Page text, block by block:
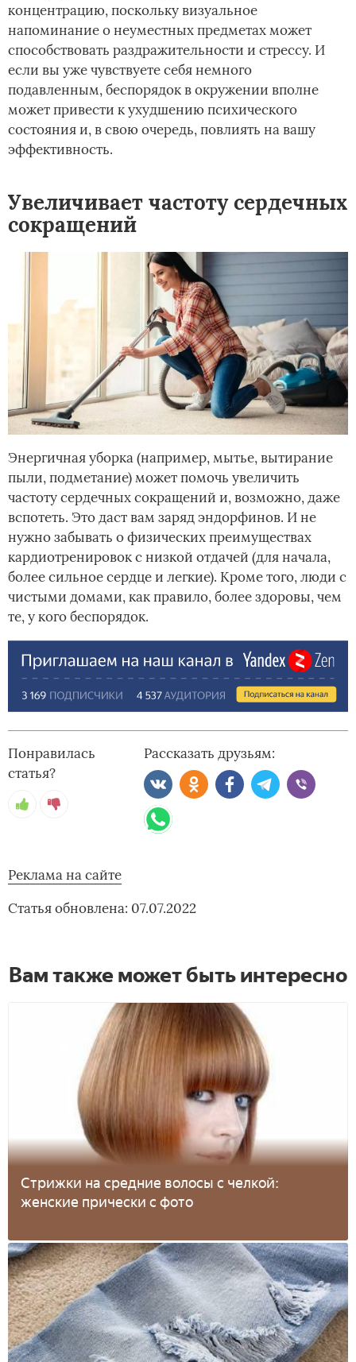
концентрацию, поскольку визуальное
напоминание о неуместных предметах может
способствовать раздражительности и стрессу. И
если вы уже чувствуете себя немного
подавленным, беспорядок в окружении вполне
может привести к ухудшению психического
состояния и, в свою очередь, повлиять на вашу
эффективность.
Увеличивает частоту сердечных
сокращений
Энергичная уборка (например, мытье, вытирание
пыли, подметание) может помочь увеличить
частоту сердечных сокращений и, возможно, даже
вспотеть. Это даст вам заряд эндорфинов. И не
нужно забывать о физических преимуществах
кардиотренировок с низкой отдачей (для начала,
более сильное сердце и легкие). Кроме того, люди с
чистыми домами, как правило, более здоровы, чем
те, у кого беспорядок.
Понравилась
статья?
Рассказать друзьям:
Реклама на сайте
Статья обновлена: 07.07.2022
Вам также может быть интересно
Стрижки на средние волосы с челкой:
женские прически с фото